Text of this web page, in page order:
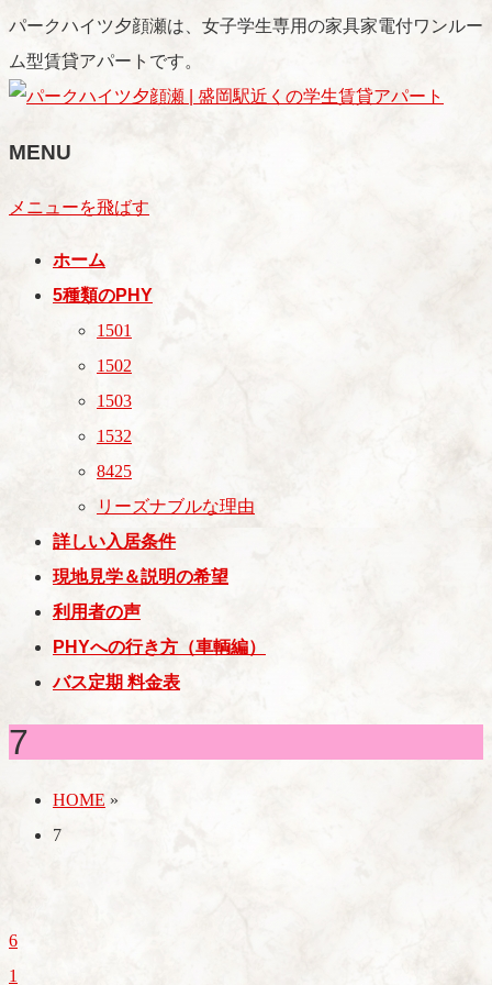
パークハイツ夕顔瀬は、女子学生専用の家具家電付ワンルー
ム型賃貸アパートです。
MENU
メニューを飛ばす
ホーム
5種類のPHY
1501
1502
1503
1532
8425
リーズナブルな理由
詳しい入居条件
現地見学＆説明の希望
利用者の声
PHYへの行き方（車輌編）
バス定期 料金表
7
HOME »
7
6
1